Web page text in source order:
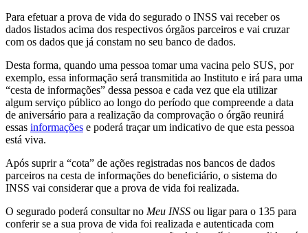
Para efetuar a prova de vida do segurado o INSS vai receber os
dados listados acima dos respectivos órgãos parceiros e vai cruzar
com os dados que já constam no seu banco de dados.
Desta forma, quando uma pessoa tomar uma vacina pelo SUS, por
exemplo, essa informação será transmitida ao Instituto e irá para uma
“cesta de informações” dessa pessoa e cada vez que ela utilizar
algum serviço público ao longo do período que compreende a data
de aniversário para a realização da comprovação o órgão reunirá
essas informações e poderá traçar um indicativo de que esta pessoa
está viva.
Após suprir a “cota” de ações registradas nos bancos de dados
parceiros na cesta de informações do beneficiário, o sistema do
INSS vai considerar que a prova de vida foi realizada.
O segurado poderá consultar no Meu INSS ou ligar para o 135 para
conferir se a sua prova de vida foi realizada e autenticada com